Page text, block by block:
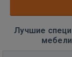
Лучшие